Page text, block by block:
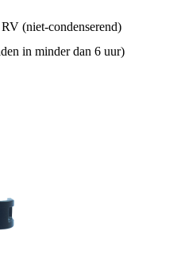
(niet-condenserend)
in minder dan 6 uur)